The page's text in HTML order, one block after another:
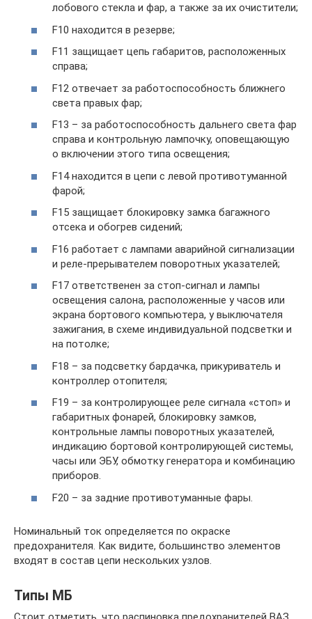
лобового стекла и фар, а также за их очистители;
F10 находится в резерве;
F11 защищает цепь габаритов, расположенных
справа;
F12 отвечает за работоспособность ближнего
света правых фар;
F13 – за работоспособность дальнего света фар
справа и контрольную лампочку, оповещающую
о включении этого типа освещения;
F14 находится в цепи с левой противотуманной
фарой;
F15 защищает блокировку замка багажного
отсека и обогрев сидений;
F16 работает с лампами аварийной сигнализации
и реле-прерывателем поворотных указателей;
F17 ответственен за стоп-сигнал и лампы
освещения салона, расположенные у часов или
экрана бортового компьютера, у выключателя
зажигания, в схеме индивидуальной подсветки и
на потолке;
F18 – за подсветку бардачка, прикуриватель и
контроллер отопителя;
F19 – за контролирующее реле сигнала «стоп» и
габаритных фонарей, блокировку замков,
контрольные лампы поворотных указателей,
индикацию бортовой контролирующей системы,
часы или ЭБУ, обмотку генератора и комбинацию
приборов.
F20 – за задние противотуманные фары.
Номинальный ток определяется по окраске
предохранителя. Как видите, большинство элементов
входят в состав цепи нескольких узлов.
Типы МБ